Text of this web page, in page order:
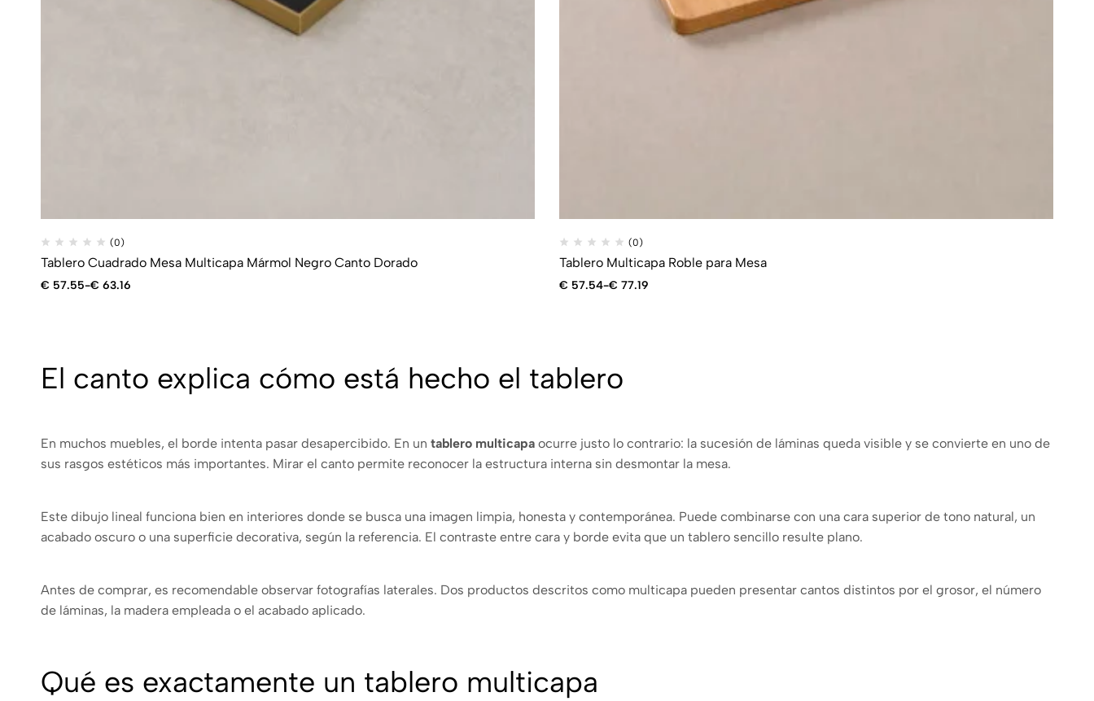
(0)
Tablero Cuadrado Mesa Multicapa Mármol Negro Canto Dorado
€ 57.55-€ 63.16
(0)
Tablero Multicapa Roble para Mesa
€ 57.54-€ 77.19
El canto explica cómo está hecho el tablero
En muchos muebles, el borde intenta pasar desapercibido. En un tablero multicapa ocurre justo lo contrario: la sucesión de láminas queda visible y se convierte en uno de
sus rasgos estéticos más importantes. Mirar el canto permite reconocer la estructura interna sin desmontar la mesa.
Este dibujo lineal funciona bien en interiores donde se busca una imagen limpia, honesta y contemporánea. Puede combinarse con una cara superior de tono natural, un
acabado oscuro o una superficie decorativa, según la referencia. El contraste entre cara y borde evita que un tablero sencillo resulte plano.
Antes de comprar, es recomendable observar fotografías laterales. Dos productos descritos como multicapa pueden presentar cantos distintos por el grosor, el número
de láminas, la madera empleada o el acabado aplicado.
Qué es exactamente un tablero multicapa